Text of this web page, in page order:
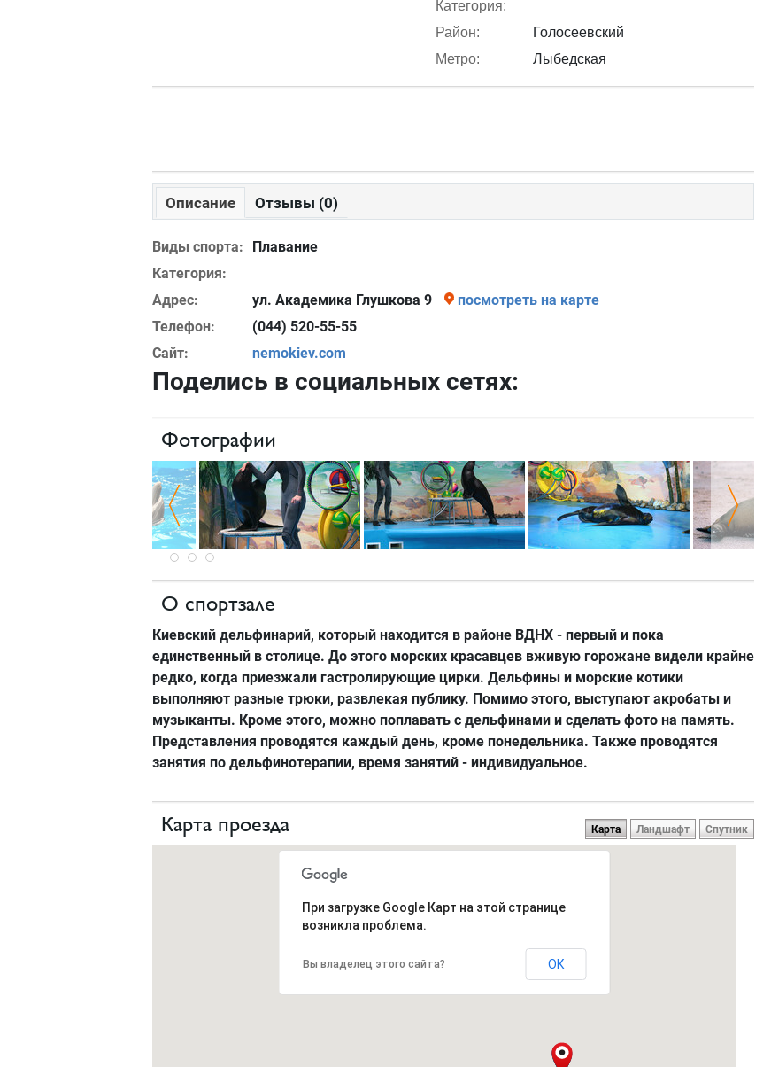
Категория:
Район:
Голосеевский
Метро:
Лыбедская
Описание Отзывы (0)
Виды спорта:
Плавание
Категория:
Адрес:
ул. Академика Глушкова 9
посмотреть на карте
Телефон:
(044) 520-55-55
Сайт:
nemokiev.com
Поделись в социальных сетях:
Фотографии
О спортзале
Киевский дельфинарий, который находится в районе ВДНХ - первый и пока
единственный в столице. До этого морских красавцев вживую горожане видели крайне
редко, когда приезжали гастролирующие цирки. Дельфины и морские котики
выполняют разные трюки, развлекая публику. Помимо этого, выступают акробаты и
музыканты. Кроме этого, можно поплавать с дельфинами и сделать фото на память.
Представления проводятся каждый день, кроме понедельника. Также проводятся
занятия по дельфинотерапии, время занятий - индивидуальное.
Карта проезда Карта Ландшафт Спутник
При загрузке Google Карт на этой странице
возникла проблема.
Вы владелец этого сайта? ОК